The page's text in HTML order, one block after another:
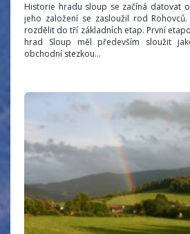
Historie hradu sloup se začíná datovat
jeho založení se zasloužil rod
rozdělit do tří základních etap. První
hrad Sloup měl především sloužit
obchodní stezkou...